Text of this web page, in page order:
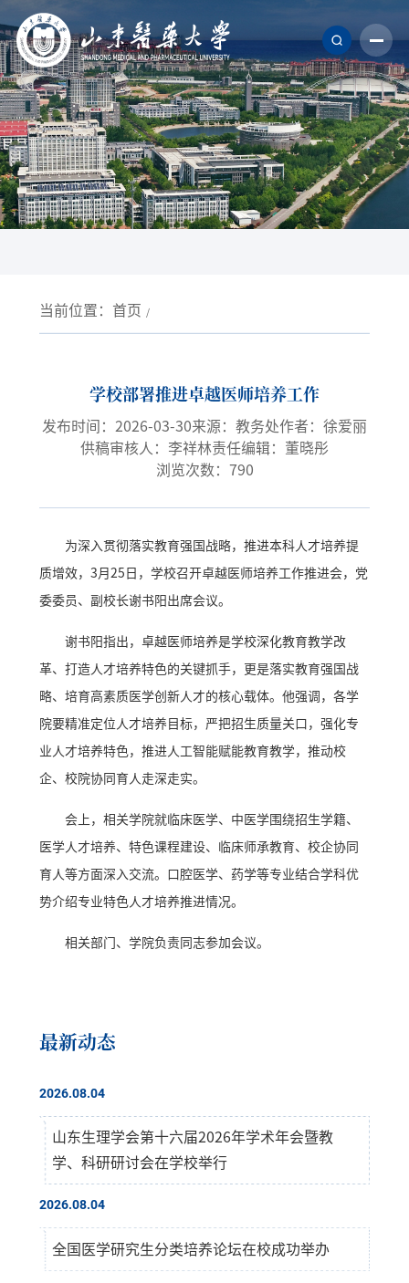
当前位置： 首页
学校部署推进卓越医师培养工作
发布时间：2026-03-30来源：教务处作者：徐爱丽
供稿审核人：李祥林责任编辑：董晓彤
浏览次数： 790
为深入贯彻落实教育强国战略，推进本科人才培养提
质增效，3月25日，学校召开卓越医师培养工作推进会，党
委委员、副校长谢书阳出席会议。
谢书阳指出，卓越医师培养是学校深化教育教学改
革、打造人才培养特色的关键抓手，更是落实教育强国战
略、培育高素质医学创新人才的核心载体。他强调，各学
院要精准定位人才培养目标，严把招生质量关口，强化专
业人才培养特色，推进人工智能赋能教育教学，推动校
企、校院协同育人走深走实。
会上，相关学院就临床医学、中医学围绕招生学籍、
医学人才培养、特色课程建设、临床师承教育、校企协同
育人等方面深入交流。口腔医学、药学等专业结合学科优
势介绍专业特色人才培养推进情况。
相关部门、学院负责同志参加会议。
最新动态
2026.08.04
山东生理学会第十六届2026年学术年会暨教
学、科研研讨会在学校举行
2026.08.04
全国医学研究生分类培养论坛在校成功举办